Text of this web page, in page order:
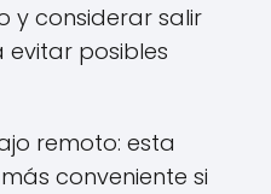
y considerar salir
posibles
remoto: esta
conveniente si